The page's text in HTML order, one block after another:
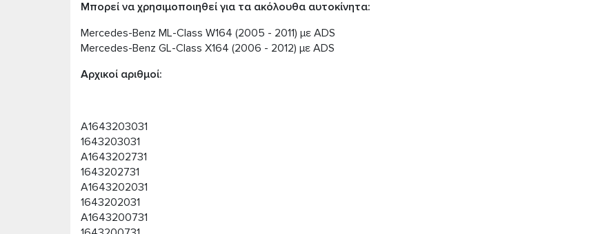
Μπορεί να χρησιμοποιηθεί για τα ακόλουθα αυτοκίνητα:
Mercedes-Benz ML-Class W164 (2005 - 2011) με ADS
Mercedes-Benz GL-Class X164 (2006 - 2012) με ADS
Αρχικοί αριθμοί:
A1643203031
1643203031
A1643202731
1643202731
A1643202031
1643202031
A1643200731